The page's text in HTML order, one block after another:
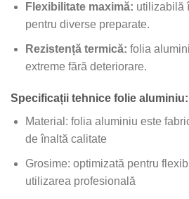
Flexibilitate maximă: utilizabilă
pentru diverse preparate.
Rezistență termică: folia
extreme fără deteriorare.
Specificații tehnice folie aluminiu:
Material: folia aluminiu este
de înaltă calitate
Grosime: optimizată pentru
utilizarea profesională